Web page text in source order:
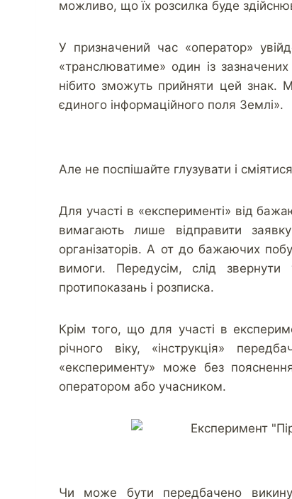
можливо, що їх розсилка буде
У призначений час «оператор»
«транслюватиме» один із
нібито зможуть прийняти цей знак.
єдиного інформаційного поля Землі».
Але не поспішайте глузувати і
Для участі в «експерименті» від
вимагають лише відправити
організаторів. А от до бажаючих
вимоги. Передусім, слід звернути
протипоказань і розписка.
Крім того, що для участі в
річного віку, «інструкція»
«експерименту» може без
оператором або учасником.
Чи може бути передбачено